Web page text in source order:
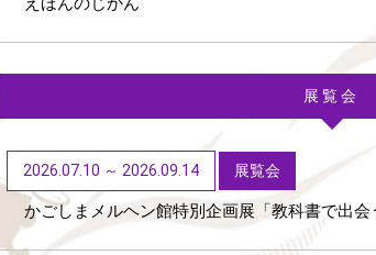
展覧会
2026.07.10 ～ 2026.09.14 展覧会
かごしまメルヘン館特別企画展「教科書で出会